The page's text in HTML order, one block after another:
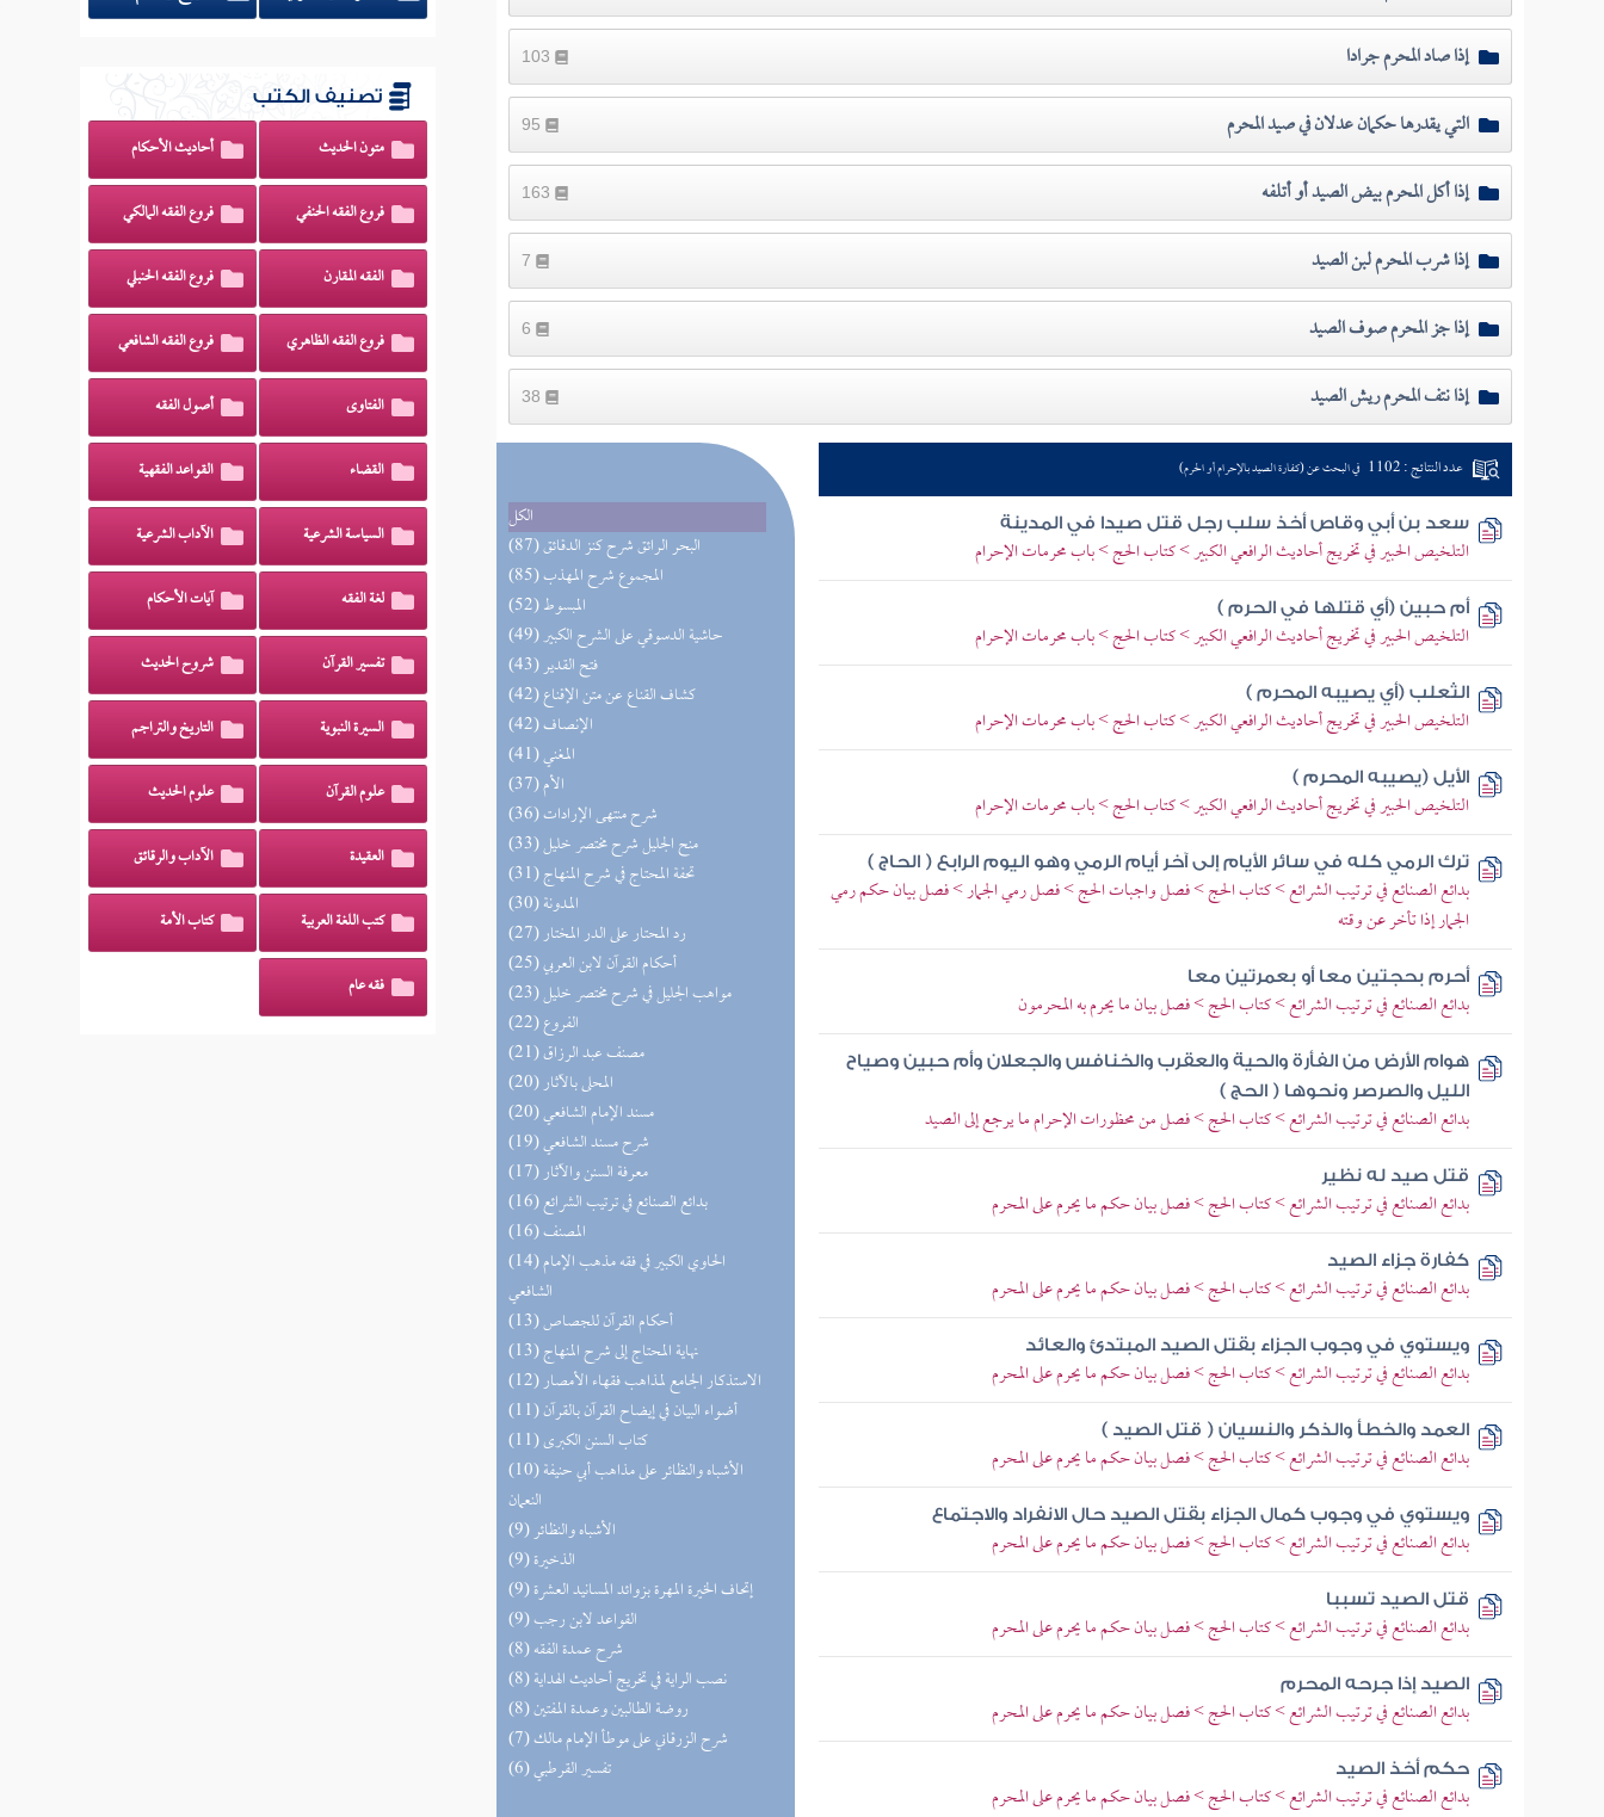
إذا صاد المحرم جرادا
التي يقدرها حكمان عدلان في صيد المحرم
إذا أكل المحرم بيض الصيد أو أتلفه
إذا شرب المحرم لبن الصيد
إذا جز المحرم صوف الصيد
إذا نتف المحرم ريش الصيد
الكل
(87) البحر الرائق شرح كنز الدقائق
(85) المجموع شرح المهذب
(52) المبسوط
(49) حاشية الدسوقي على الشرح الكبير
(43) فتح القدير
(42) كشاف القناع عن متن الإقناع
(42) الإنصاف
(41) المغني
(37) الأم
(36) شرح منتهى الإرادات
(33) منح الجليل شرح مختصر خليل
(31) تحفة المحتاج في شرح المنهاج
(30) المدونة
(27) رد المحتار على الدر المختار
(25) أحكام القرآن لابن العربي
(23) مواهب الجليل في شرح مختصر خليل
(22) الفروع
(21) مصنف عبد الرزاق
(20) المحلى بالآثار
(20) مسند الإمام الشافعي
(19) شرح مسند الشافعي
(17) معرفة السنن والآثار
(16) بدائع الصنائع في ترتيب الشرائع
(16) المصنف
(14) الحاوي الكبير في فقه مذهب الإمام
الشافعي
(13) أحكام القرآن للجصاص
(13) نهاية المحتاج إلى شرح المنهاج
(12) الاستذكار الجامع لمذاهب فقهاء الأمصار
(11) أضواء البيان في إيضاح القرآن بالقرآن
(11) كتاب السنن الكبرى
(10) الأشباه والنظائر على مذاهب أبي حنيفة
النعمان
(9) الأشباه والنظائر
(9) الذخيرة
(9) إتحاف الخيرة المهرة بزوائد المسانيد العشرة
(9) القواعد لابن رجب
(8) شرح عمدة الفقه
(8) نصب الراية في تخريج أحاديث الهداية
(8) روضة الطالبين وعمدة المفتين
(7) شرح الزرقاني على موطأ الإمام مالك
(6) تفسير القرطبي
عدد النتائج : 1102 في البحث عن (كفارة الصيد بالإحرام أو الحرم)
سعد بن أبي وقاص أخذ سلب رجل قتل صيدا في المدينة
التلخيص الحبير في تخريج أحاديث الرافعي الكبير > كتاب الحج > باب محرمات الإحرام
أم حبين (أي قتلها في الحرم )
التلخيص الحبير في تخريج أحاديث الرافعي الكبير > كتاب الحج > باب محرمات الإحرام
الثعلب (أي يصيبه المحرم )
التلخيص الحبير في تخريج أحاديث الرافعي الكبير > كتاب الحج > باب محرمات الإحرام
الأيل (يصيبه المحرم )
التلخيص الحبير في تخريج أحاديث الرافعي الكبير > كتاب الحج > باب محرمات الإحرام
ترك الرمي كله في سائر الأيام إلى آخر أيام الرمي وهو اليوم الرابع ( الحاج )
بدائع الصنائع في ترتيب الشرائع > كتاب الحج > فصل واجبات الحج > فصل رمي الجمار > فصل بيان حكم رمي
الجمار إذا تأخر عن وقته
أحرم بحجتين معا أو بعمرتين معا
بدائع الصنائع في ترتيب الشرائع > كتاب الحج > فصل بيان ما يحرم به المحرمون
هوام الأرض من الفأرة والحية والعقرب والخنافس والجعلان وأم حبين وصياح
الليل والصرصر ونحوها ( الحج )
بدائع الصنائع في ترتيب الشرائع > كتاب الحج > فصل من محظورات الإحرام ما يرجع إلى الصيد
قتل صيد له نظير
بدائع الصنائع في ترتيب الشرائع > كتاب الحج > فصل بيان حكم ما يحرم على المحرم
كفارة جزاء الصيد
بدائع الصنائع في ترتيب الشرائع > كتاب الحج > فصل بيان حكم ما يحرم على المحرم
ويستوي في وجوب الجزاء بقتل الصيد المبتدئ والعائد
بدائع الصنائع في ترتيب الشرائع > كتاب الحج > فصل بيان حكم ما يحرم على المحرم
العمد والخطأ والذكر والنسيان ( قتل الصيد )
بدائع الصنائع في ترتيب الشرائع > كتاب الحج > فصل بيان حكم ما يحرم على المحرم
ويستوي في وجوب كمال الجزاء بقتل الصيد حال الانفراد والاجتماع
بدائع الصنائع في ترتيب الشرائع > كتاب الحج > فصل بيان حكم ما يحرم على المحرم
قتل الصيد تسببا
بدائع الصنائع في ترتيب الشرائع > كتاب الحج > فصل بيان حكم ما يحرم على المحرم
الصيد إذا جرحه المحرم
بدائع الصنائع في ترتيب الشرائع > كتاب الحج > فصل بيان حكم ما يحرم على المحرم
حكم أخذ الصيد
بدائع الصنائع في ترتيب الشرائع > كتاب الحج > فصل بيان حكم ما يحرم على المحرم
تصنيف الكتب
متون الحديث أحاديث الأحكام
فروع الفقه الحنفي فروع الفقه المالكي
الفقه المقارن فروع الفقه الحنبلي
فروع الفقه الظاهري فروع الفقه الشافعي
الفتاوى أصول الفقه
القضاء القواعد الفقهية
السياسة الشرعية الآداب الشرعية
لغة الفقه آيات الأحكام
تفسير القرآن شروح الحديث
السيرة النبوية التاريخ والتراجم
علوم القرآن علوم الحديث
العقيدة الآداب والرقائق
كتب اللغة العربية كتاب الأمة
فقه عام